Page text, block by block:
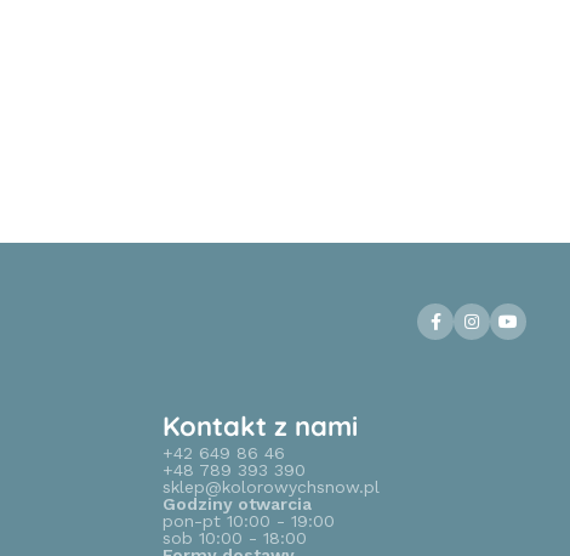
Kontakt z nami
+42 649 86 46
+48 789 393 390
sklep@kolorowychsnow.pl
Godziny otwarcia
pon-pt 10:00 - 19:00
sob 10:00 - 18:00